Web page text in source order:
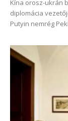
Kína orosz-ukrán
diplomácia
Putyin nemrég